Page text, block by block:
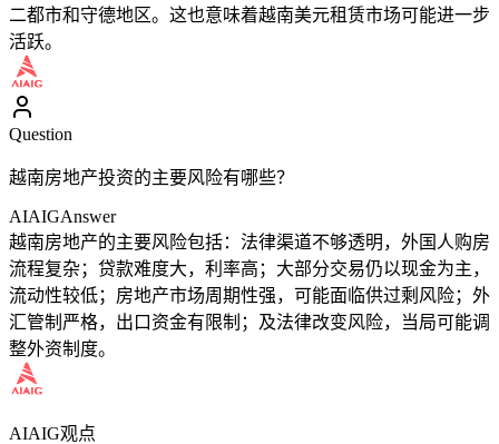
二都市和守德地区。这也意味着越南美元租赁市场可能进一步
活跃。
Question
越南房地产投资的主要风险有哪些？
AIAIGAnswer
越南房地产的主要风险包括：法律渠道不够透明，外国人购房
流程复杂；贷款难度大，利率高；大部分交易仍以现金为主，
流动性较低；房地产市场周期性强，可能面临供过剩风险；外
汇管制严格，出口资金有限制；及法律改变风险，当局可能调
整外资制度。
AIAIG观点